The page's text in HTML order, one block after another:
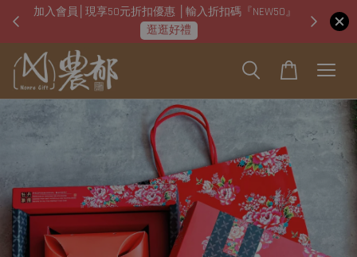
加入會員│現享50元折扣優惠 │輸入折扣碼『NEW50』
逛逛好禮
即日